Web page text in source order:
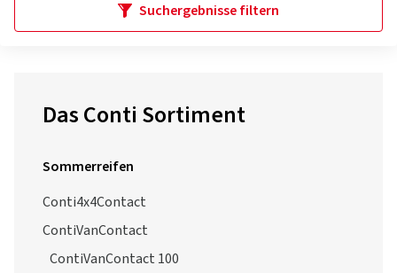
Suchergebnisse filtern
Das Conti Sortiment
Sommerreifen
Conti4x4Contact
ContiVanContact
ContiVanContact 100